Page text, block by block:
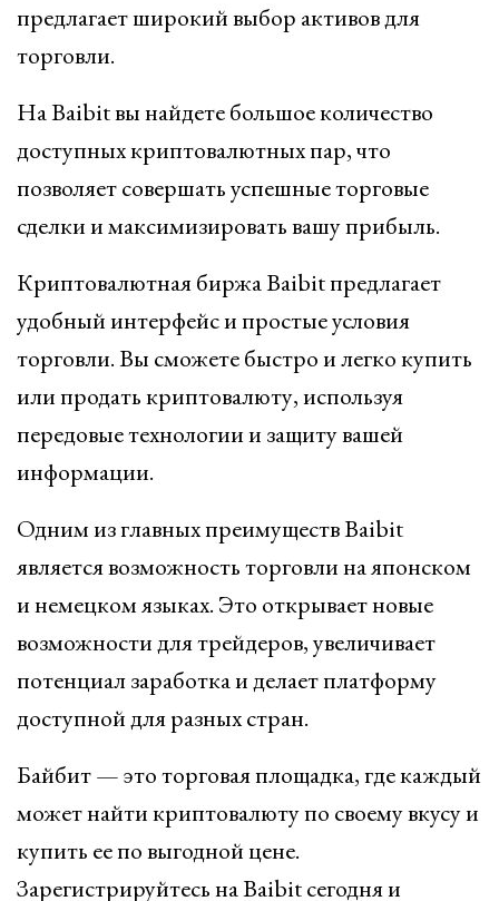
предлагает широкий выбор активов для
торговли.
На Baibit вы найдете большое количество
доступных криптовалютных пар, что
позволяет совершать успешные торговые
сделки и максимизировать вашу прибыль.
Криптовалютная биржа Baibit предлагает
удобный интерфейс и простые условия
торговли. Вы сможете быстро и легко купить
или продать криптовалюту, используя
передовые технологии и защиту вашей
информации.
Одним из главных преимуществ Baibit
является возможность торговли на японском
и немецком языках. Это открывает новые
возможности для трейдеров, увеличивает
потенциал заработка и делает платформу
доступной для разных стран.
Байбит — это торговая площадка, где каждый
может найти криптовалюту по своему вкусу и
купить ее по выгодной цене.
Зарегистрируйтесь на Baibit сегодня и